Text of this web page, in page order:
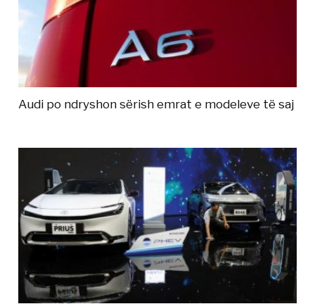
Audi po ndryshon sërish emrat e modeleve të saj